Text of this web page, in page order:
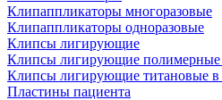
Клипаппликаторы многоразовые
Клипаппликаторы одноразовые
Клипсы лигирующие
Клипсы лигирующие полимерные
Клипсы лигирующие титановые в
Пластины пациента